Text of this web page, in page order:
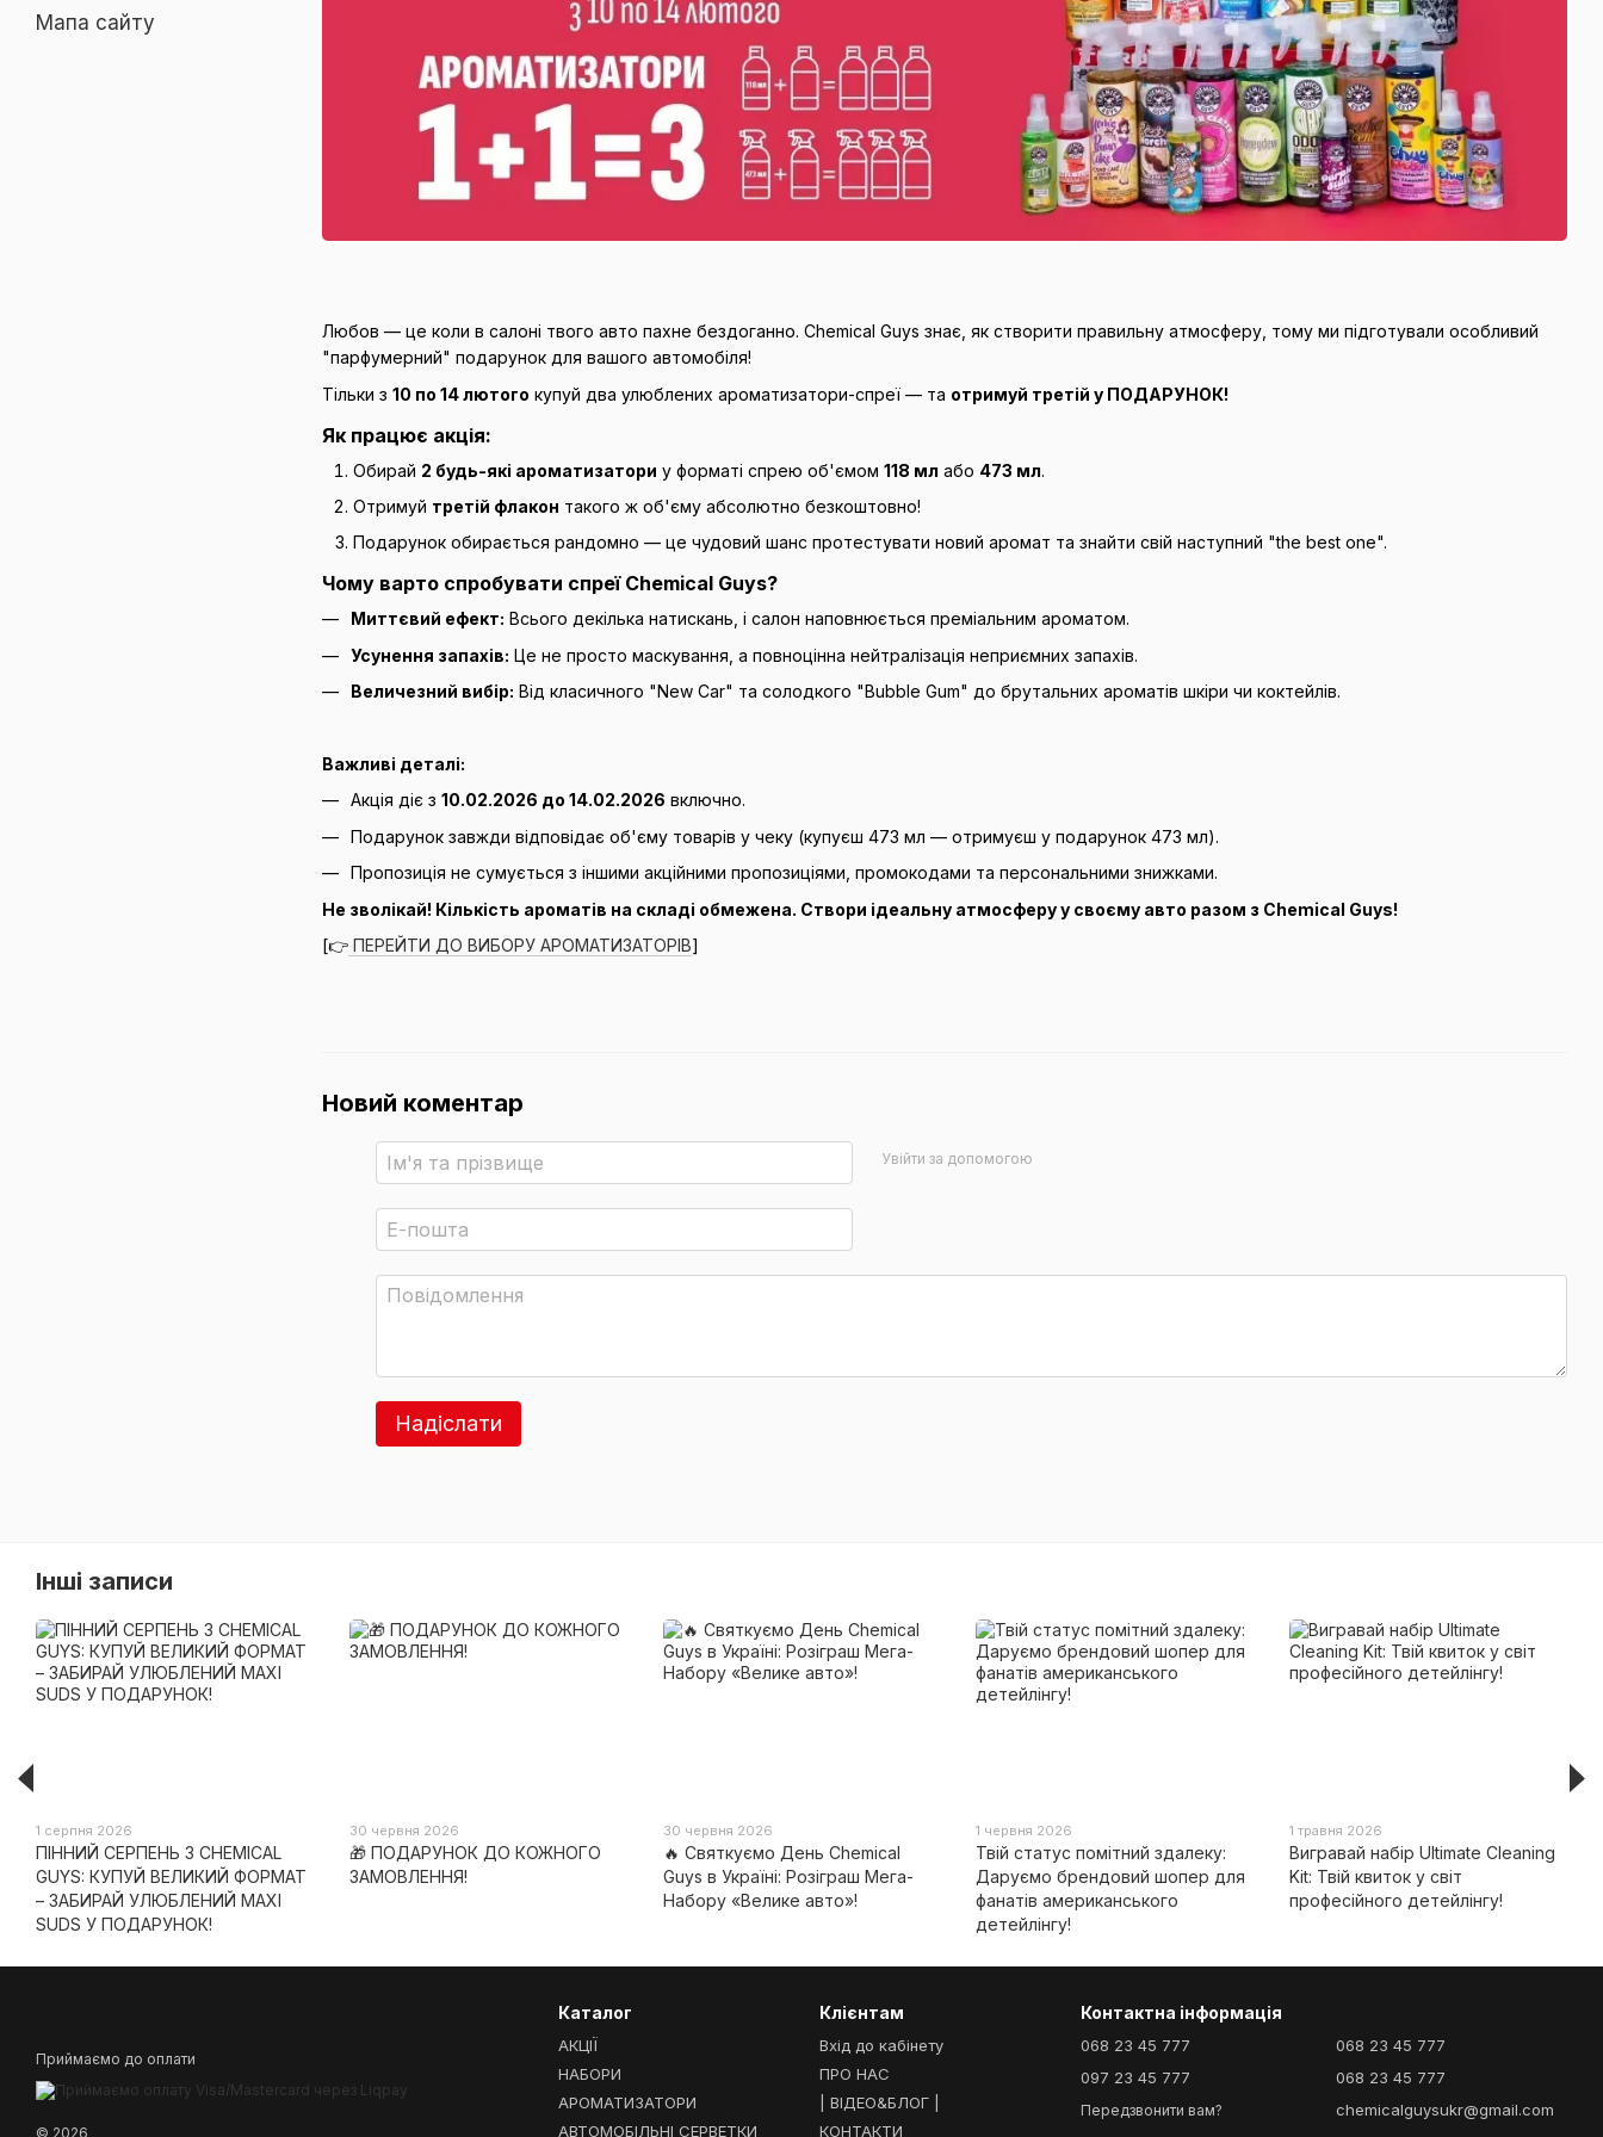
Любов — це коли в салоні твого авто пахне бездоганно. Chemical Guys знає, як створити правильну атмосферу, тому ми підготували особливий
"парфумерний" подарунок для вашого автомобіля!
Тільки з 10 по 14 лютого купуй два улюблених ароматизатори-спреї — та отримуй третій у ПОДАРУНОК!
Як працює акція:
Обирай 2 будь-які ароматизатори у форматі спрею об'ємом 118 мл або 473 мл.
Отримуй третій флакон такого ж об'єму абсолютно безкоштовно!
Подарунок обирається рандомно — це чудовий шанс протестувати новий аромат та знайти свій наступний "the best one".
Чому варто спробувати спреї Chemical Guys?
Миттєвий ефект: Всього декілька натискань, і салон наповнюється преміальним ароматом.
Усунення запахів: Це не просто маскування, а повноцінна нейтралізація неприємних запахів.
Величезний вибір: Від класичного "New Car" та солодкого "Bubble Gum" до брутальних ароматів шкіри чи коктейлів.
Важливі деталі:
Акція діє з 10.02.2026 до 14.02.2026 включно.
Подарунок завжди відповідає об'єму товарів у чеку (купуєш 473 мл — отримуєш у подарунок 473 мл).
Пропозиція не сумується з іншими акційними пропозиціями, промокодами та персональними знижками.
Не зволікай! Кількість ароматів на складі обмежена. Створи ідеальну атмосферу у своєму авто разом з Chemical Guys!
[👉 ПЕРЕЙТИ ДО ВИБОРУ АРОМАТИЗАТОРІВ]
Новий коментар
Увійти за допомогою
Надіслати
Мапа сайту
Інші записи
1 серпня 2026
ПІННИЙ СЕРПЕНЬ З CHEMICAL
GUYS: КУПУЙ ВЕЛИКИЙ ФОРМАТ
– ЗАБИРАЙ УЛЮБЛЕНИЙ MAXI
SUDS У ПОДАРУНОК!
30 червня 2026
🎁 ПОДАРУНОК ДО КОЖНОГО
ЗАМОВЛЕННЯ!
30 червня 2026
🔥 Святкуємо День Chemical
Guys в Україні: Розіграш Мега-
Набору «Велике авто»!
1 червня 2026
Твій статус помітний здалеку:
Даруємо брендовий шопер для
фанатів американського
детейлінгу!
1 травня 2026
Вигравай набір Ultimate Cleaning
Kit: Твій квиток у світ
професійного детейлінгу!
Приймаємо до оплати
© 2026
Каталог
АКЦІЇ
НАБОРИ
АРОМАТИЗАТОРИ
АВТОМОБІЛЬНІ СЕРВЕТКИ
Клієнтам
Вхід до кабінету
ПРО НАС
| ВІДЕО&БЛОГ |
КОНТАКТИ
Контактна інформація
068 23 45 777
097 23 45 777
Передзвонити вам?
068 23 45 777
068 23 45 777
chemicalguysukr@gmail.com